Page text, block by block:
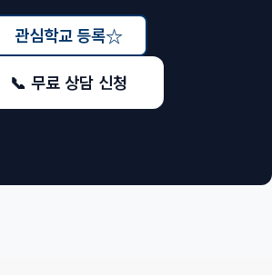
관심학교 등록☆
📞 무료 상담 신청